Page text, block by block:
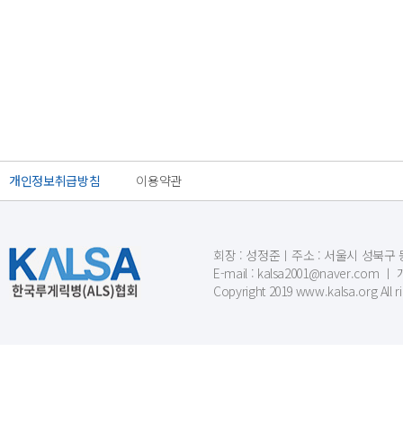
개인정보취급방침 이용약관
회장 : 성정준ㅣ주소 : 서울시 성북구
E-mail : kalsa2001@naver.com ㅣ
Copyright 2019 www.kalsa.org All